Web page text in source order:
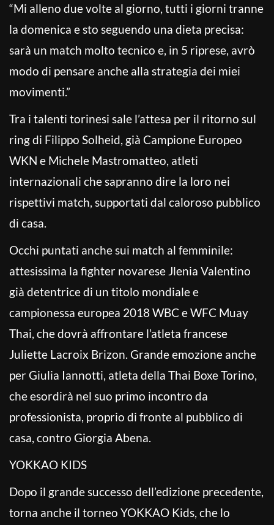
“Mi alleno due volte al giorno, tutti i giorni tranne
la domenica e sto seguendo una dieta precisa:
sarà un match molto tecnico e, in 5 riprese, avrò
modo di pensare anche alla strategia dei miei
movimenti.”
Tra i talenti torinesi sale l’attesa per il ritorno sul
ring di Filippo Solheid, già Campione Europeo
WKN e Michele Mastromatteo, atleti
internazionali che sapranno dire la loro nei
rispettivi match, supportati dal caloroso pubblico
di casa.
Occhi puntati anche sui match al femminile:
attesissima la fighter novarese Jlenia Valentino
già detentrice di un titolo mondiale e
campionessa europea 2018 WBC e WFC Muay
Thai, che dovrà affrontare l’atleta francese
Juliette Lacroix Brizon. Grande emozione anche
per Giulia Iannotti, atleta della Thai Boxe Torino,
che esordirà nel suo primo incontro da
professionista, proprio di fronte al pubblico di
casa, contro Giorgia Abena.
YOKKAO KIDS
Dopo il grande successo dell’edizione precedente,
torna anche il torneo YOKKAO Kids, che lo